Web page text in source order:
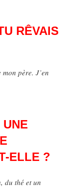
RÊVAIS
père. J’en
ELLE ?
du thé et un